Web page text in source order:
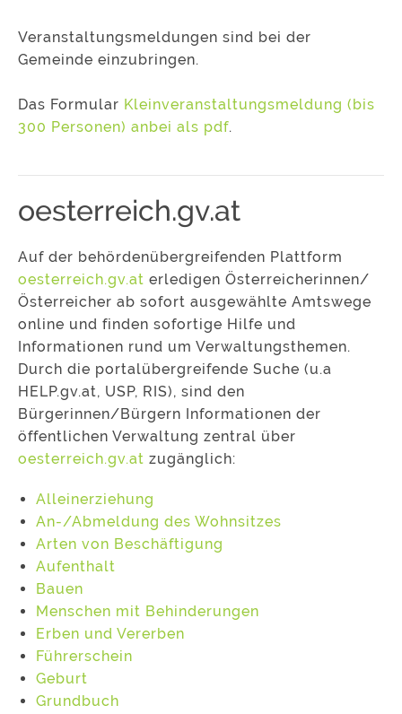
Veranstaltungsmeldungen sind bei der
Gemeinde einzubringen.
Das Formular Kleinveranstaltungsmeldung (bis
300 Personen) anbei als pdf.
oesterreich.gv.at
Auf der behördenübergreifenden Plattform
oesterreich.gv.at erledigen Österreicherinnen/
Österreicher ab sofort ausgewählte Amtswege
online und finden sofortige Hilfe und
Informationen rund um Verwaltungsthemen.
Durch die portalübergreifende Suche (u.a
HELP.gv.at, USP, RIS), sind den
Bürgerinnen/Bürgern Informationen der
öffentlichen Verwaltung zentral über
oesterreich.gv.at zugänglich:
Alleinerziehung
An-/Abmeldung des Wohnsitzes
Arten von Beschäftigung
Aufenthalt
Bauen
Menschen mit Behinderungen
Erben und Vererben
Führerschein
Geburt
Grundbuch